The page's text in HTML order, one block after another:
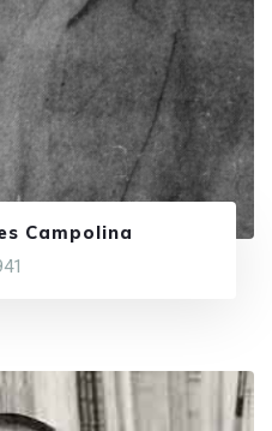
Campolina